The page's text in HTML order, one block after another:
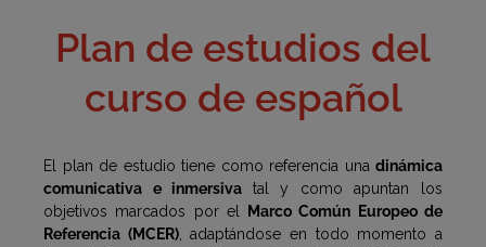
Plan de estudios del
curso de español
El plan de estudio tiene como referencia una dinámica
comunicativa e inmersiva tal y como apuntan los
objetivos marcados por el
Marco Común Europeo de
Referencia (MCER), adaptándose en todo momento a